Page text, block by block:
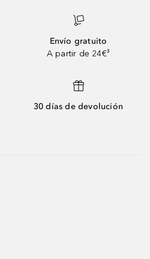
Envío gratuito
A partir de 24€³
30 días de devolución